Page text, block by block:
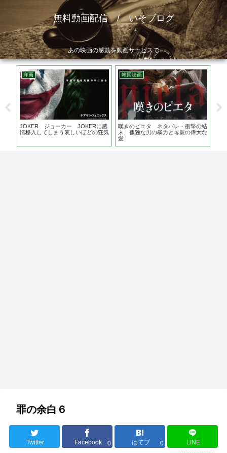
無料動画配信 / いそブログ
あの映画の感動を動画サービスで
洋画
JOKER ジョーカー JOKERに感
情移入してしまう哀しいほどの狂気
韓国映画
嘆きのピエタ ネタバレ・衝撃の結
末 孤独な男の暴力と母親の偉大な
愛
罪の余白６
Twitter Facebook 0 はてブ 0 LINE